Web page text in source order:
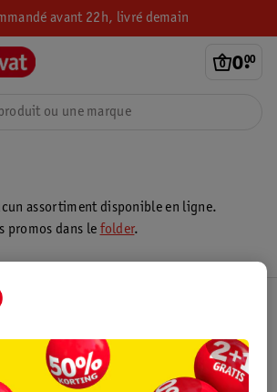
avant 22h, livré demain
0.
00
assortiment disponible en ligne.
promos dans le folder.